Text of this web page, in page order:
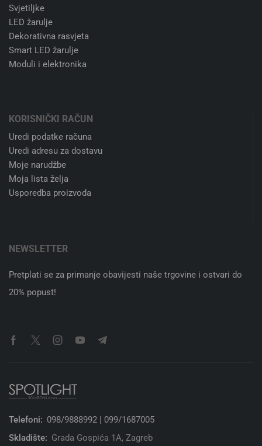
Svjetiljke
LED žarulje
Dekorativna rasvjeta
Smart LED žarulje
Moduli i elektronika
KORISNIČKI RAČUN
Uredi podatke računa
Uredi adresu za dostavu
Moje narudžbe
Moja lista želja
Usporedba proizvoda
NEWSLETTER
Pretplati se za primanje obavijesti naše trgovine i ostvari do
20% popust!
Telefoni: 098/9888992 | 099/1687005
Skladište: Grada Gospića 1A, Zagreb